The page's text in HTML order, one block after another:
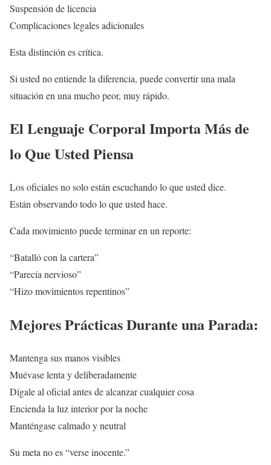
Suspensión de licencia
Complicaciones legales adicionales
Esta distinción es crítica.
Si usted no entiende la diferencia, puede convertir una mala
situación en una mucho peor, muy rápido.
El Lenguaje Corporal Importa Más de
lo Que Usted Piensa
Los oficiales no solo están escuchando lo que usted dice.
Están observando todo lo que usted hace.
Cada movimiento puede terminar en un reporte:
“Batalló con la cartera”
“Parecía nervioso”
“Hizo movimientos repentinos”
Mejores Prácticas Durante una Parada:
Mantenga sus manos visibles
Muévase lenta y deliberadamente
Dígale al oficial antes de alcanzar cualquier cosa
Encienda la luz interior por la noche
Manténgase calmado y neutral
Su meta no es “verse inocente.”